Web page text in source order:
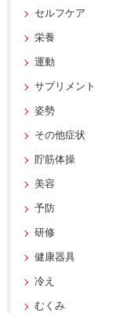
セルフケア
栄養
運動
サプリメント
姿勢
その他症状
貯筋体操
美容
予防
研修
健康器具
冷え
むくみ